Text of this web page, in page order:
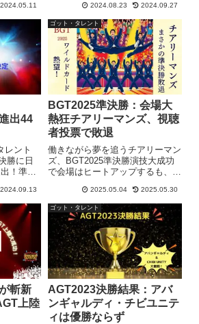
す。ゴー
して日本
演技で
2024.05.11
獲得、準々決勝から決勝に直行の
快挙達成！審査員・視聴者の反応
を日本語意訳でまとめました。
2024.08.23 2024.09.27
出44
レント
勝に日
！準々
。
2024.09.13
ゴット・タレント
BGT2025準決勝：会場大
熱狂チアリーマンズ、視聴
者投票で敗退
働きながら夢を追うチアリーマン
ズ、BGT2025準決勝演技大成功
で会場はヒートアップするも、視
ドカードが出ることを祈りつつ、
準決勝の様子を審査員コメント和
訳付きでまとめました。
2025.05.04 2025.05.30
斬新
上陸
ゴット・タレント
AGT2023決勝結果：アバ
ンギャルディ・チビユニテ
ィは優勝ならず